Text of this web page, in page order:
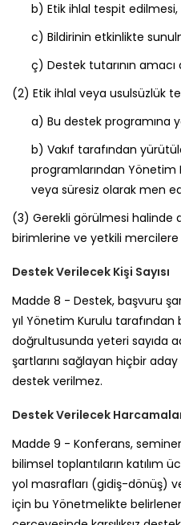
b) Etik ihlal tespit edilmesi,
c) Bildirinin etkinlikte
ç) Destek tutarının amacı
(2) Etik ihlal veya usulsüzlük
a) Bu destek programına
b) Vakıf tarafından
programlarından Yönetim
veya süresiz olarak men
(3) Gerekli görülmesi halinde
birimlerine ve yetkili mercilere
Destek Verilecek Kişi Sayısı
Madde 8 - Destek, başvuru
yıl Yönetim Kurulu
doğrultusunda yeteri sayıda
şartlarını sağlayan hiçbir
destek verilmez.
Destek Verilecek
Madde 9 - Konferans,
bilimsel toplantıların katılım
yol masrafları (gidiş-dönüş)
için bu Yönetmelikte